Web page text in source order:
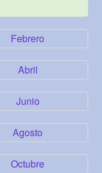
Febrero
Abril
Junio
Agosto
Octubre